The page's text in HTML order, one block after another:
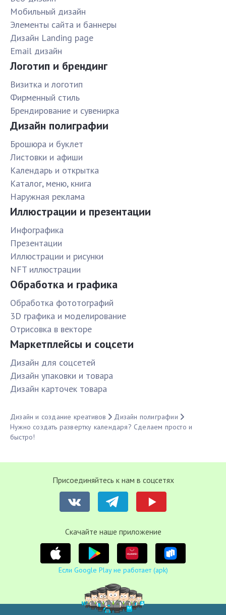
Мобильный дизайн
Элементы сайта и баннеры
Дизайн Landing page
Email дизайн
Логотип и брендинг
Визитка и логотип
Фирменный стиль
Брендирование и сувенирка
Дизайн полиграфии
Брошюра и буклет
Листовки и афиши
Календарь и открытка
Каталог, меню, книга
Наружная реклама
Иллюстрации и презентации
Инфографика
Презентации
Иллюстрации и рисунки
NFT иллюстрации
Обработка и графика
Обработка фототографий
3D графика и моделирование
Отрисовка в векторе
Маркетплейсы и соцсети
Дизайн для соцсетей
Дизайн упаковки и товара
Дизайн карточек товара
Дизайн и создание креативов
Дизайн полиграфии
Нужно создать развертку календаря? Сделаем просто и
быстро!
Присоединяйтесь к нам в соцсетях
Cкачайте наше приложение
Если Google Play не работает (apk)